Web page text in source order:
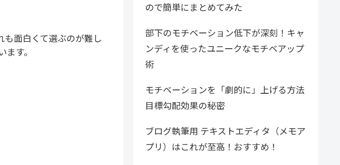
面白くて選ぶのが難し
す。
ので簡単にまとめてみた
部下のモチベーション低下が深刻！キャ
ンディを使ったユニークなモチベアップ
術
モチベーションを「劇的に」上げる方法
目標勾配効果の秘密
ブログ執筆用 テキストエディタ（メモア
プリ）はこれが至高！おすすめ！